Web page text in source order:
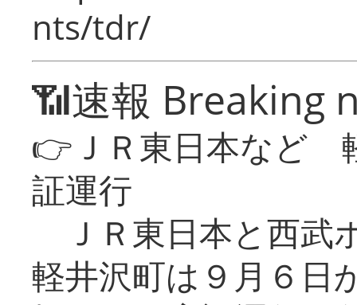
nts/tdr/
📶速報 Breaking
👉ＪＲ東日本など
証運行
ＪＲ東日本と西武
軽井沢町は９月６日